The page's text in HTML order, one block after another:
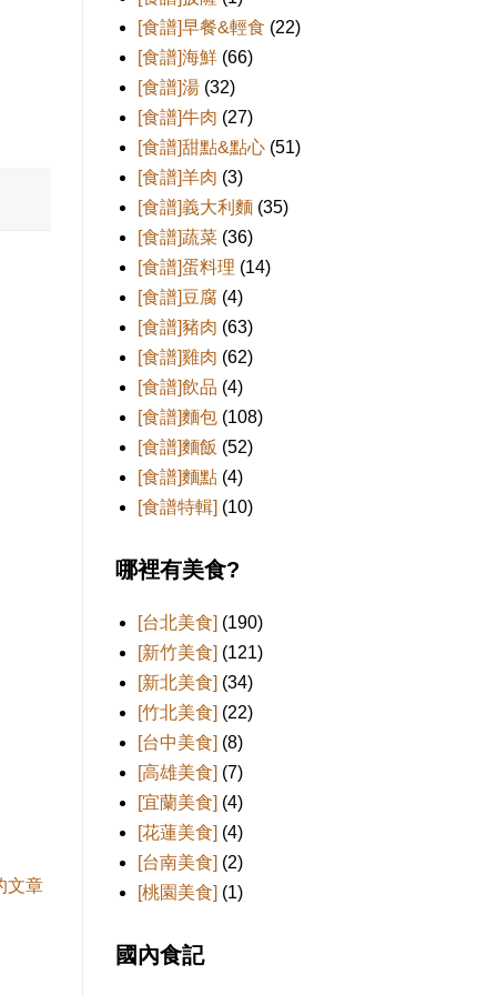
文章
[食譜]早餐&輕食 (22)
[食譜]海鮮 (66)
[食譜]湯 (32)
[食譜]牛肉 (27)
[食譜]甜點&點心 (51)
[食譜]羊肉 (3)
[食譜]義大利麵 (35)
[食譜]蔬菜 (36)
[食譜]蛋料理 (14)
[食譜]豆腐 (4)
[食譜]豬肉 (63)
[食譜]雞肉 (62)
[食譜]飲品 (4)
[食譜]麵包 (108)
[食譜]麵飯 (52)
[食譜]麵點 (4)
[食譜特輯] (10)
哪裡有美食?
[台北美食] (190)
[新竹美食] (121)
[新北美食] (34)
[竹北美食] (22)
[台中美食] (8)
[高雄美食] (7)
[宜蘭美食] (4)
[花蓮美食] (4)
[台南美食] (2)
[桃園美食] (1)
國內食記